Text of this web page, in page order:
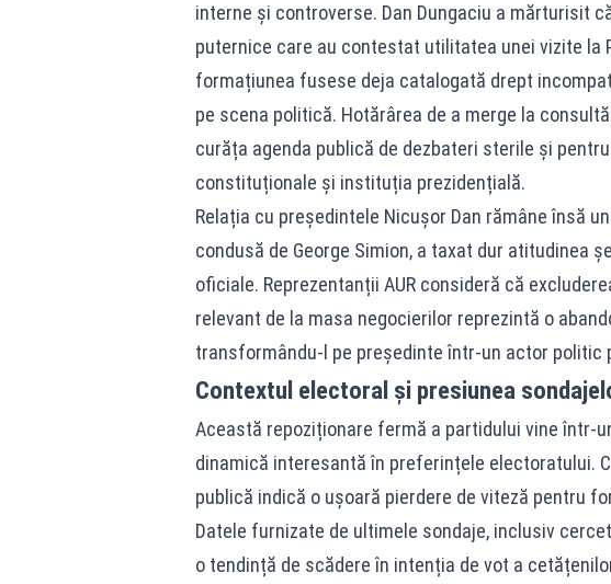
interne și controverse. Dan Dungaciu a mărturisit
puternice care au contestat utilitatea unei vizite la
formațiunea fusese deja catalogată drept
pe scena politică. Hotărârea de a merge la
curăța agenda publică de dezbateri sterile și
constituționale și instituția prezidențială.
Relația cu președintele Nicușor Dan rămâne însă
condusă de George Simion, a taxat dur atitudinea
oficiale. Reprezentanții AUR consideră că
relevant de la masa negocierilor reprezintă o
transformându-l pe președinte într-un actor politic
Contextul electoral și presiunea
Această repoziționare fermă a partidului vine într-
dinamică interesantă în preferințele electoratului.
publică indică o ușoară pierdere de viteză pentru
Datele furnizate de ultimele sondaje, inclusiv
o tendință de scădere în intenția de vot a